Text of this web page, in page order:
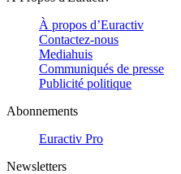
À propos d’Euractiv
Contactez-nous
Mediahuis
Communiqués de presse
Publicité politique
Abonnements
Euractiv Pro
Newsletters